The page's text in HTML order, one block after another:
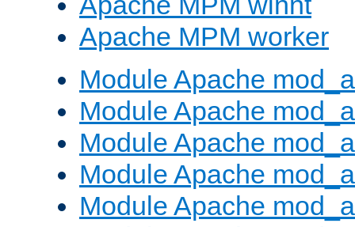
Apache MPM worker
Module Apache
Module Apache
Module Apache
Module Apache
Module Apache